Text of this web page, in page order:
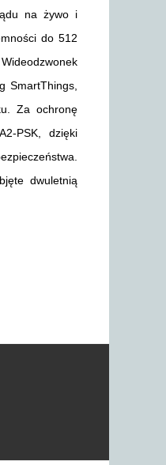
na żywo i
do 512
SmartThings,
Za ochronę
PSK, dzięki
dwuletnią